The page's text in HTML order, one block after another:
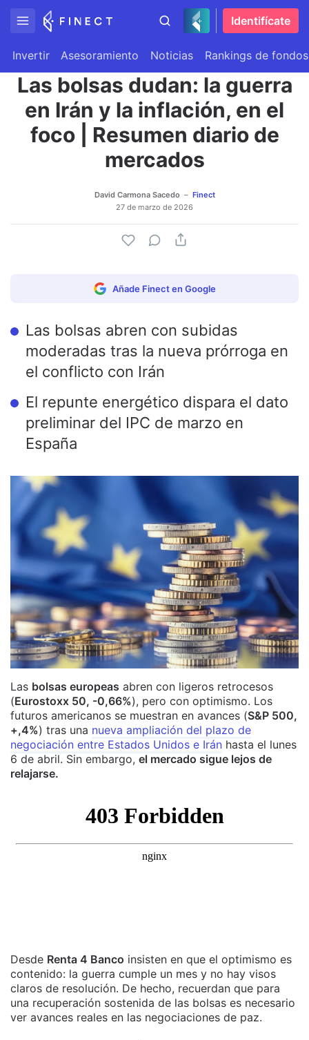
Identifícate
Invertir Asesoramiento Noticias Rankings de fondos
Las bolsas dudan: la guerra
en Irán y la inflación, en el
foco | Resumen diario de
mercados
David Carmona Sacedo
Finect
27 de marzo de 2026
Añade Finect en Google
Las bolsas abren con subidas
moderadas tras la nueva prórroga en
el conflicto con Irán
El repunte energético dispara el dato
preliminar del IPC de marzo en
España
Las bolsas europeas abren con ligeros retrocesos
(Eurostoxx 50, -0,66%), pero con optimismo. Los
futuros americanos se muestran en avances (S&P 500,
+,4%) tras una nueva ampliación del plazo de
negociación entre Estados Unidos e Irán hasta el lunes
6 de abril. Sin embargo, el mercado sigue lejos de
relajarse.
Desde Renta 4 Banco insisten en que el optimismo es
contenido: la guerra cumple un mes y no hay visos
claros de resolución. De hecho, recuerdan que para
una recuperación sostenida de las bolsas es necesario
ver avances reales en las negociaciones de paz.